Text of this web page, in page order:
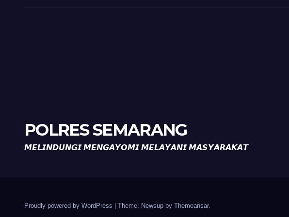
POLRES SEMARANG
𝙈𝙀𝙇𝙄𝙉𝘿𝙐𝙉𝙂𝙄 𝙈𝙀𝙉𝙂𝘼𝙔𝙊𝙈𝙄 𝙈𝙀𝙇𝘼𝙔𝘼𝙉𝙄 𝙈𝘼𝙎𝙔𝘼𝙍𝘼𝙆𝘼𝙏
Proudly powered by WordPress Theme: Newsup by Themeansar.